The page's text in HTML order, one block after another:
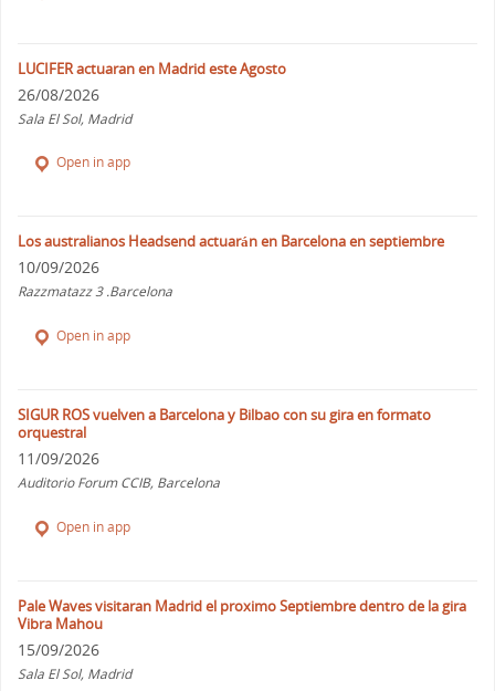
LUCIFER actuaran en Madrid este Agosto
26/08/2026
Sala El Sol, Madrid
Open in app
Los australianos Headsend actuarán en Barcelona en septiembre
10/09/2026
Razzmatazz 3 .Barcelona
Open in app
SIGUR ROS vuelven a Barcelona y Bilbao con su gira en formato
orquestral
11/09/2026
Auditorio Forum CCIB, Barcelona
Open in app
Pale Waves visitaran Madrid el proximo Septiembre dentro de la gira
Vibra Mahou
15/09/2026
Sala El Sol, Madrid